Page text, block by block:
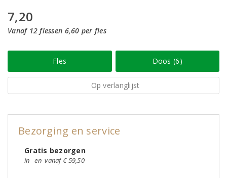
7,20
Vanaf 12 flessen 6,60 per fles
Fles Doos (6)
Op verlanglijst
Bezorging en service
Gratis bezorgen
in en vanaf € 59,50